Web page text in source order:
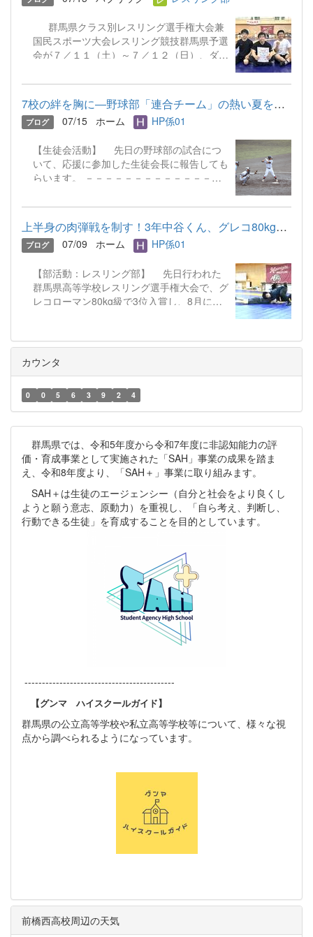
がさらに高いバーを越えて、笑顔で羽ばたけ
るよう、学校みんなで応援しています！ ☜
ホームに...
もと、一律徴収がいいのか、定額税率がいい
のか、あるいは所得に応じて税率を変えるべ
きなのかなど、さまざまな視点から熱心な議
に税金を集める難しさがわかった」「税金が
より身近に感じられるようになった」といっ
た声が聞かれ、主権者としての意識を高める
貴重な時間となりました。ご協力いただいた
☜ホームに戻る
群馬県クラス別レスリング選手権大会兼
国民スポーツ大会レスリング競技群馬県予選
会が７／１１（土）～７／１２（日）、ダノ
斗がフリースタイルで３位入賞することがで
きました。応援、ありがとうございました。
また、８月には滋賀県で全国高校生グレコ
ローマン選手権大会が行われ、本校から柳川
大会になります。全力で頑張ります。 ☆結
果（F：フリースタイル G：グレコローマ
ン） 中谷誠哉（３年） F３位 G５位 萩原
年） 出場
7校の絆を胸に―野球部「連合チーム」の熱い夏を応援してきました！
ブログ 07/15 ホーム HP係01
【生徒会活動】 先日の野球部の試合につ
いて、応援に参加した生徒会長に報告しても
らいます。 －－－－－－－－－－－－－－
－－－－－－－－－－－－－－－－－－ 7
月6日（月）に行われた全国高等学校野球選
手権群馬県大会において、本校生徒3名が所
属する7校連合チームの応援に、学校を代表
当日は小雨と大雨が繰り返すあいにくの天候
でしたが、選手たちは最後まで全力でプレー
を続けていました。本校の選手が記念すべき
他校の皆さんと一緒に応援できたことも印象
に残っています。試合終盤にはみんなで最前
列で声を合わせて応援し、スタンド全体が一
つになって選手へエールを送ることができま
した。 残念ながら試合には敗れてしまい
ましたが、最後まで諦めずに戦う選手たちの
姿に大きな感動をもらいました。 また保
護者の方より、メガホンや飲み物、レインコ
ートをご用意いただくなど、温かいお気遣い
を頂き本当にありがとうございました。
そし...
上半身の肉弾戦を制す！3年中谷くん、グレコ80kg級で全国切符！
ブログ 07/09 ホーム HP係01
【部活動：レスリング部】 先日行われた
群馬県高等学校レスリング選手権大会で、グ
レコローマン80kg級で3位入賞し、8月に行
タビュー。 大会前にはどんな練習をして
きましたか？：得意技である『かぶり返し』
を中心的に練習しました。 大会当日はど
行くという気持ちで頑張りました。全国への
出場権をかけた試合では全力を出すことがで
きました。 全国大会への意気込みと3年
柳川くん（グレコローマン60kg級）と一緒
に出場できることについて：初めての全国大
会ですので、まずは1勝目指して頑張りま
す。3年最後の大会に2人揃って出場できて
嬉しいです。後輩の見本となるよう頑張りま
す。応援よろしくお願いします。 レスリ
ングにおいて80kg級はパワーとスピードの
た全国大会への切符は、彼がこれまで積み重
ねてきた努力の結晶です。大会を控え、彼の
練習にはさらに熱がこもっています。改め
て、入賞おめでとう。次なる挑戦も、学校み
んなで応援しています！ ☜ホームに戻る
カウンタ
0 0 5 6 3 9 2 4
群馬県では、令和5年度から令和7年度に非認知能力の評
価・育成事業として実施された「SAH」事業の成果を踏ま
え、令和8年度より、「SAH＋」事業に取り組みます。
SAH＋は生徒のエージェンシー（自分と社会をより良くし
ようと願う意志、原動力）を重視し、「自ら考え、判断し、
行動できる生徒」を育成することを目的としています。
-------------------------------------------
【グンマ ハイスクールガイド】
群馬県の公立高等学校や私立高等学校等について、様々な視
点から調べられるようになっています。
前橋西高校周辺の天気